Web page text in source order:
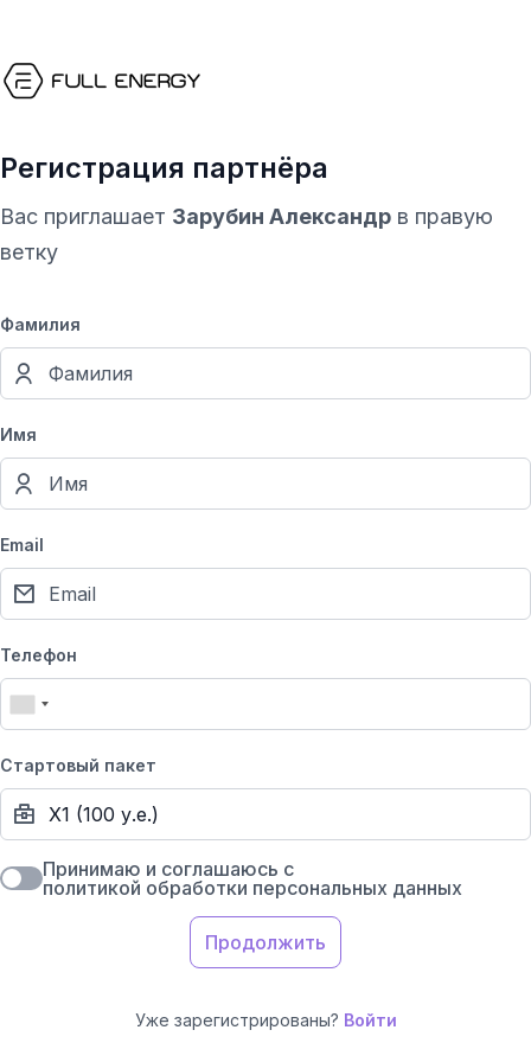
Регистрация партнёра
Вас приглашает Зарубин Александр в правую
ветку
Фамилия
Имя
Email
Телефон
Стартовый пакет
Принимаю и соглашаюсь с
политикой обработки персональных данных
Продолжить
Уже зарегистрированы? Войти